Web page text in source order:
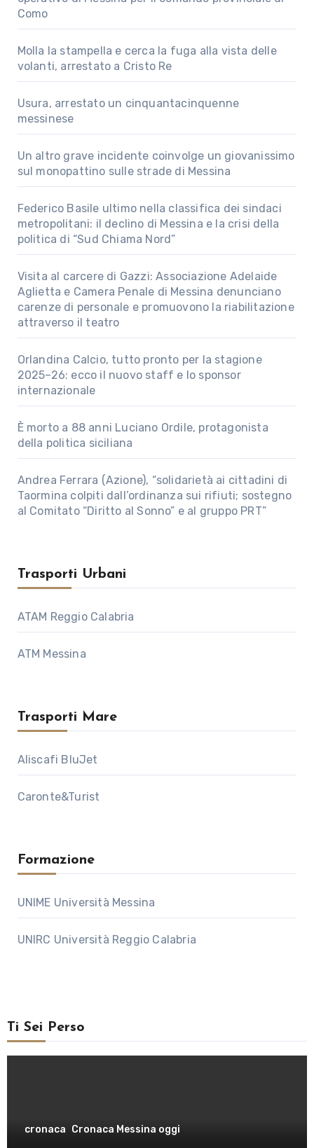
Como
Molla la stampella e cerca la fuga alla vista delle
volanti, arrestato a Cristo Re
Usura, arrestato un cinquantacinquenne
messinese
Un altro grave incidente coinvolge un giovanissimo
sul monopattino sulle strade di Messina
Federico Basile ultimo nella classifica dei sindaci
metropolitani: il declino di Messina e la crisi della
politica di “Sud Chiama Nord”
Visita al carcere di Gazzi: Associazione Adelaide
Aglietta e Camera Penale di Messina denunciano
carenze di personale e promuovono la riabilitazione
attraverso il teatro
Orlandina Calcio, tutto pronto per la stagione
2025–26: ecco il nuovo staff e lo sponsor
internazionale
È morto a 88 anni Luciano Ordile, protagonista
della politica siciliana
Andrea Ferrara (Azione), “solidarietà ai cittadini di
Taormina colpiti dall’ordinanza sui rifiuti; sostegno
al Comitato “Diritto al Sonno” e al gruppo PRT”
Trasporti Urbani
ATAM Reggio Calabria
ATM Messina
Trasporti Mare
Aliscafi BluJet
Caronte&Turist
Formazione
UNIME Università Messina
UNIRC Università Reggio Calabria
Ti Sei Perso
cronaca Cronaca Messina oggi